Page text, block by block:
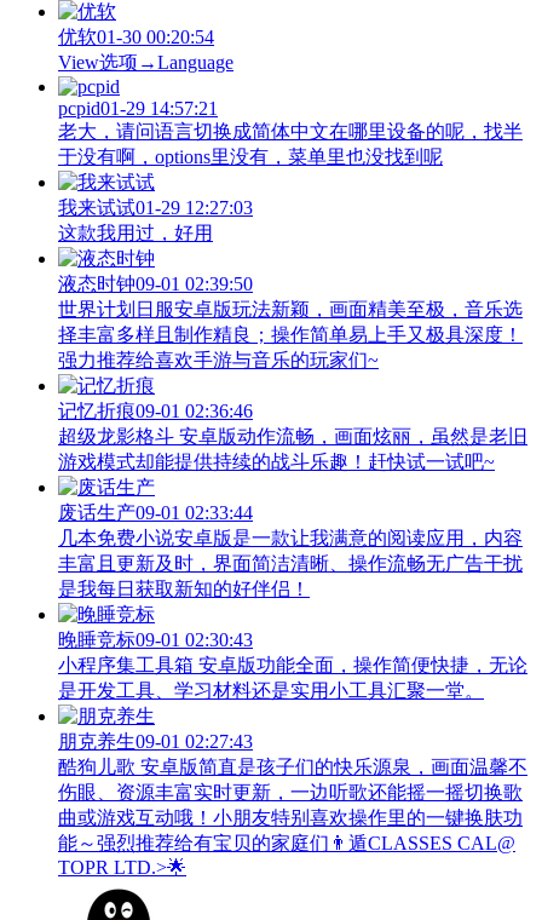
优软01-30 00:20:54
View‌选项→Language
pcpid01-29 14:57:21
老大，请问语言切换成简体中文在哪里设备的呢，找半
于没有啊，options里没有，菜单里也没找到呢
我来试试01-29 12:27:03
这款我用过，好用
液态时钟09-01 02:39:50
世界计划日服安卓版玩法新颖，画面精美至极，音乐选
择丰富多样且制作精良；操作简单易上手又极具深度！
强力推荐给喜欢手游与音乐的玩家们~
记忆折痕09-01 02:36:46
超级龙影格斗 安卓版动作流畅，画面炫丽，虽然是老旧
游戏模式却能提供持续的战斗乐趣！赶快试一试吧~
废话生产09-01 02:33:44
几本免费小说安卓版是一款让我满意的阅读应用，内容
丰富且更新及时，界面简洁清晰、操作流畅无广告干扰
是我每日获取新知的好伴侣！
晚睡竞标09-01 02:30:43
小程序集工具箱 安卓版功能全面，操作简便快捷，无论
是开发工具、学习材料还是实用小工具汇聚一堂。
朋克养生09-01 02:27:43
酷狗儿歌 安卓版简直是孩子们的快乐源泉，画面温馨不
伤眼、资源丰富实时更新，一边听歌还能摇一摇切换歌
曲或游戏互动哦！小朋友特别喜欢操作里的一键换肤功
能～强烈推荐给有宝贝的家庭们👨‍遁️CLASSES CAL@
TOPR LTD.>🌟